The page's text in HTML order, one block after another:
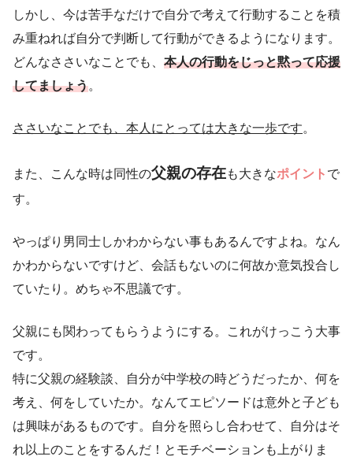
しかし、今は苦手なだけで自分で考えて行動することを積
み重ねれば自分で判断して行動ができるようになります。
どんなささいなことでも、 本人の行動をじっと黙って応援
してましょう。
ささいなことでも、本人にとっては大きな一歩です。
また、こんな時は同性の父親の存在も大きなポイント で
す。
やっぱり男同士しかわからない事もあるんですよね。なん
かわからないですけど、会話もないのに何故か意気投合し
ていたり。めちゃ不思議です。
父親にも関わってもらうようにする。これがけっこう大事
です。
特に父親の経験談、自分が中学校の時どうだったか、何を
考え、何をしていたか。なんてエピソードは意外と子ども
は興味があるものです。自分を照らし合わせて、自分はそ
れ以上のことをするんだ！とモチベーションも上がりま